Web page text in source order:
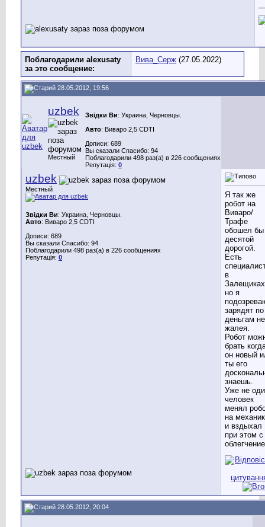
Поблагодарили alexusaty
за это сообщение:
Вива_Серж (27.05.2022)
28.05.2012, 19:56
uzbek
Местный
Звідки Ви: Украина, Черновцы.
Авто: Виваро 2,5 CDTI
Дописи: 689
Вы сказали Спасибо: 94
Поблагодарили 498 раз(а) в 226 сообщениях
Репутація: 0
uzbek
Местный
Звідки Ви: Украина, Черновцы.
Авто: Виваро 2,5 CDTI
Дописи: 689
Вы сказали Спасибо: 94
Поблагодарили 498 раз(а) в 226 сообщениях
Репутація: 0
Я так же
робот на
Виваро/
Трафе
обошел бы
десятой
дорогой.
Есть
в
но я
зарядят по
деньгам не
жалея.
Робот
брать
он новый
ты его
знаешь.
Уже не
человек
менял
на
и вздыхал
при этом с
28.05.2012, 20:04